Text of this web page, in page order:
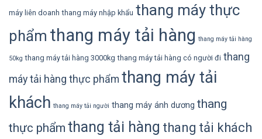
máy liên doanh thang máy nhập khẩu thang máy thực
phẩm thang máy tải hàng thang máy tải hàng
50kg thang máy tải hàng 3000kg thang máy tải hàng có người đi thang
máy tải hàng thực phẩm thang máy tải
khách thang máy tải người thang máy ánh dương thang
thực phẩm thang tải hàng thang tải khách